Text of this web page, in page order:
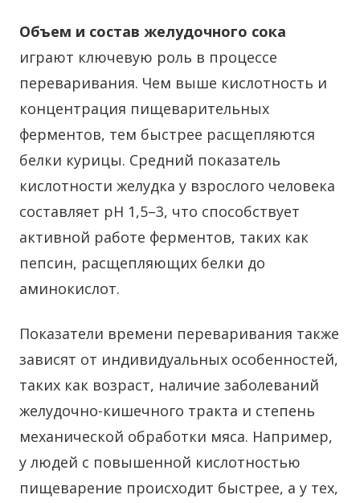
Объем и состав желудочного сока
играют ключевую роль в процессе
переваривания. Чем выше кислотность и
концентрация пищеварительных
ферментов, тем быстрее расщепляются
белки курицы. Средний показатель
кислотности желудка у взрослого человека
составляет pH 1,5–3, что способствует
активной работе ферментов, таких как
пепсин, расщепляющих белки до
аминокислот.
Показатели времени переваривания также
зависят от индивидуальных особенностей,
таких как возраст, наличие заболеваний
желудочно-кишечного тракта и степень
механической обработки мяса. Например,
у людей с повышенной кислотностью
пищеварение происходит быстрее, а у тех,